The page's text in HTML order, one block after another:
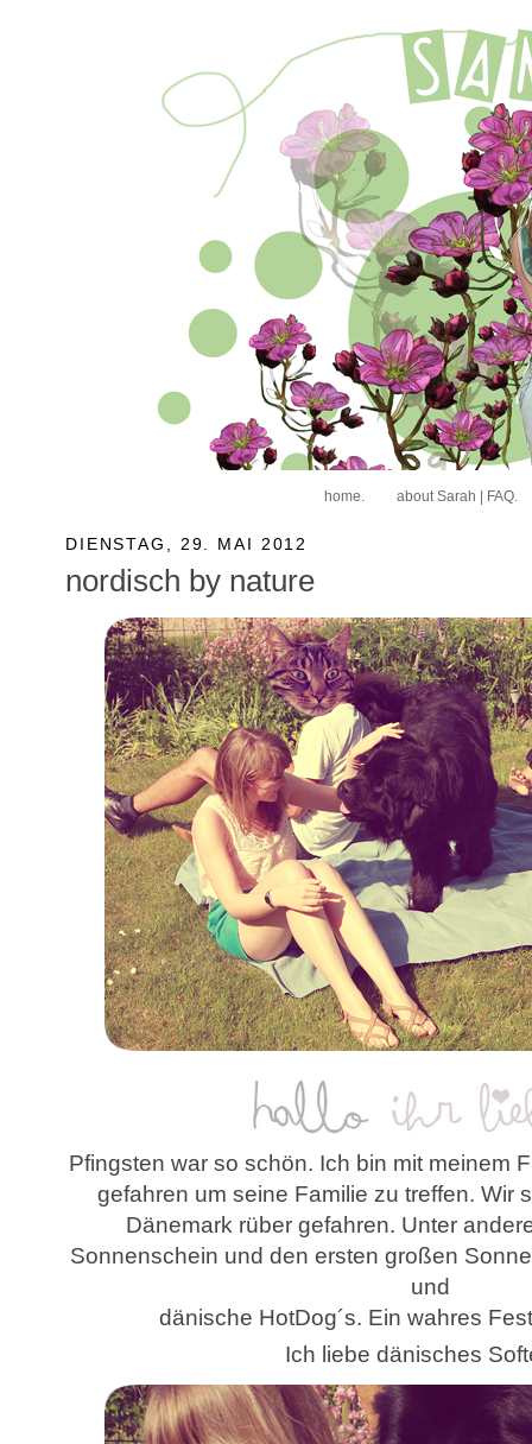
home. about Sarah | FAQ.
DIENSTAG, 29. MAI 2012
nordisch by nature
Pfingsten war so schön. Ich bin mit meinem
gefahren um seine Familie zu treffen. Wir
Dänemark rüber gefahren. Unter
Sonnenschein und den ersten großen
und
dänische HotDog´s. Ein wahres
Ich liebe dänisches